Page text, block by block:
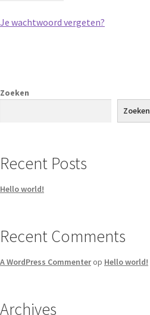
Je wachtwoord vergeten?
Zoeken
Zoeken
Recent Posts
Hello world!
Recent Comments
A WordPress Commenterop Hello world!
Archives